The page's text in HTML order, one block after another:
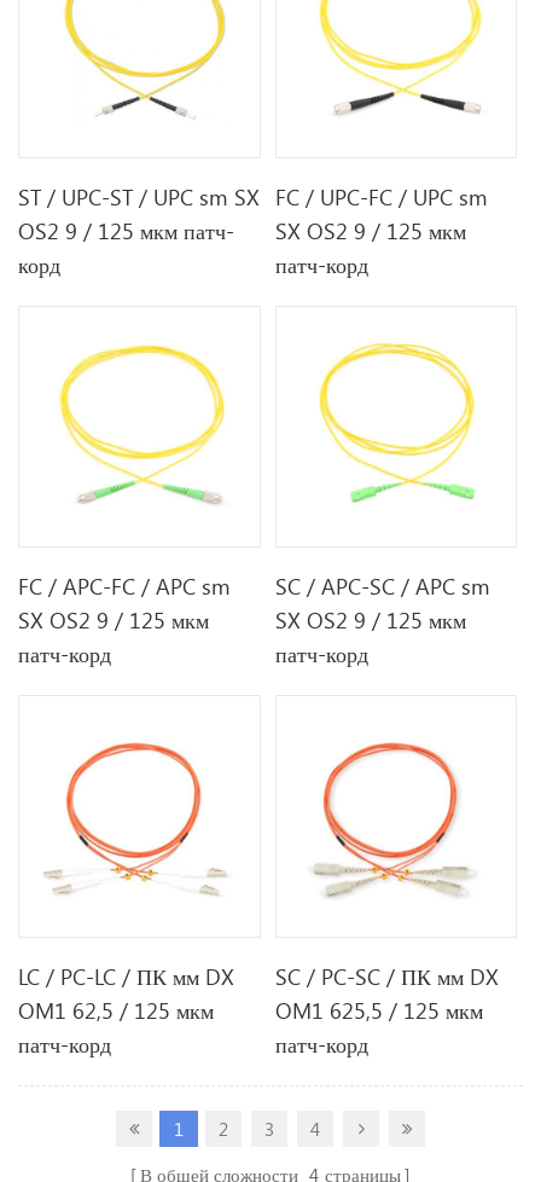
ST / UPC-ST / UPC sm SX
OS2 9 / 125 мкм патч-
корд
FC / UPC-FC / UPC sm
SX OS2 9 / 125 мкм
патч-корд
FC / APC-FC / APC sm
SX OS2 9 / 125 мкм
патч-корд
SC / APC-SC / APC sm
SX OS2 9 / 125 мкм
патч-корд
LC / PC-LC / ПК мм DX
OM1 62,5 / 125 мкм
патч-корд
SC / PC-SC / ПК мм DX
OM1 625,5 / 125 мкм
патч-корд
1 2 3
4
В общей сложности 4 страницы